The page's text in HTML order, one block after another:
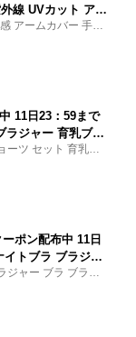
線 UVカット アー
日焼け止め 日焼
冷感！体感温度-
アームカバー 手袋
ト 紫外線対策 日焼
UVアームカバー』
11日23：59まで
ラジャー 育乳ブラ
昼夜兼用 下着
無地 痛くない 3
ーツ セット 育乳ブ
ト セットアップ ブ
脇高 セクシー ラン
ポン配布中 11日
イトブラ ブラジャ
ヤーブラ 脇高 昼
ラ スポブラ 無
ジャー ブラ ブラト
着 インナー 脇高 A
レディース ランジ